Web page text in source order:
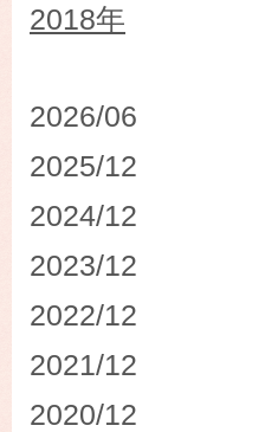
2018年
2026/06
2025/12
2024/12
2023/12
2022/12
2021/12
2020/12